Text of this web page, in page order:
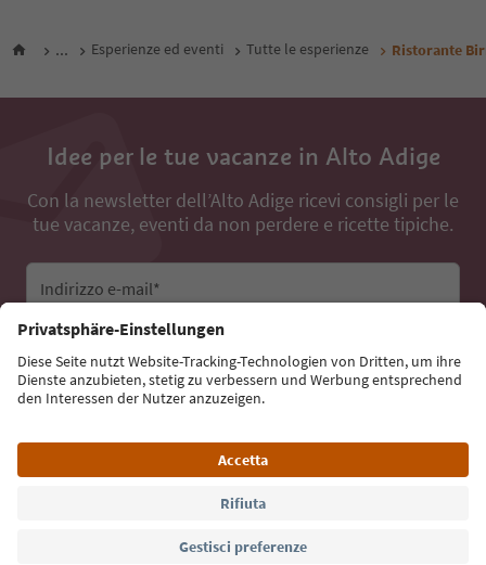
... Esperienze ed eventi Tutte le esperienze Ristorante
Idee per le tue vacanze in Alto Adige
Con la newsletter dell’Alto Adige ricevi consigli per le
tue vacanze, eventi da non perdere e ricette tipiche.
Indirizzo e-mail*
Iscriviti alla newsletter